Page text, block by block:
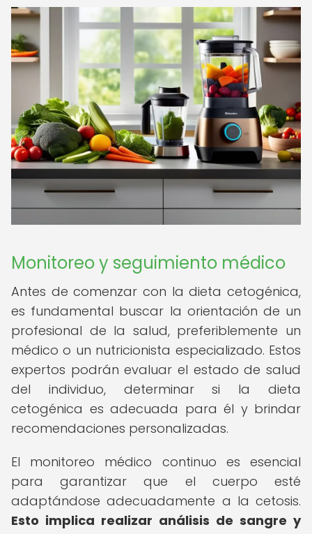
Monitoreo y seguimiento médico
Antes de comenzar con la dieta cetogénica,
es fundamental buscar la orientación de un
profesional de la salud, preferiblemente un
médico o un nutricionista especializado. Estos
expertos podrán evaluar el estado de salud
del individuo, determinar si la dieta
cetogénica es adecuada para él y brindar
recomendaciones personalizadas.
El monitoreo médico continuo es esencial
para garantizar que el cuerpo esté
adaptándose adecuadamente a la cetosis.
Esto implica realizar análisis de sangre y